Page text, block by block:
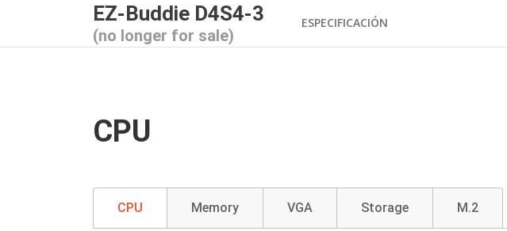
EZ-Buddie D4S4-3
(no longer for sale)
ESPECIFICACIÓN
CPU
CPU Memory VGA Storage M.2